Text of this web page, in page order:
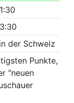
der Schweiz
Punkte,
"neuen